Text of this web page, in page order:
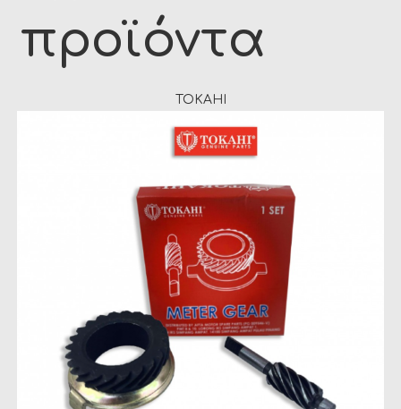
προϊόντα
TOKAHI